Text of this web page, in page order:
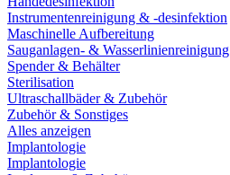
Instrumentenreinigung & -desinfektion
Maschinelle Aufbereitung
Sauganlagen- & Wasserlinienreinigung
Spender & Behälter
Sterilisation
Ultraschallbäder & Zubehör
Zubehör & Sonstiges
Alles anzeigen
Implantologie
Implantologie